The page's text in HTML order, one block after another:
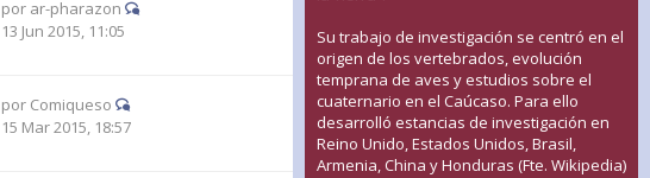
por ar-pharazon
13 Jun 2015, 11:05
por Comiqueso
15 Mar 2015, 18:57
Su trabajo de investigación se centró en el
origen de los vertebrados, evolución
temprana de aves y estudios sobre el
cuaternario en el Caúcaso. Para ello
desarrolló estancias de investigación en
Reino Unido, Estados Unidos, Brasil,
Armenia, China y Honduras (Fte. Wikipedia)